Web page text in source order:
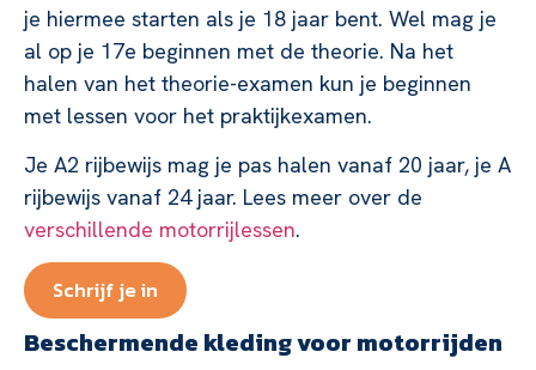
je hiermee starten als je 18 jaar bent. Wel mag je
al op je 17e beginnen met de theorie. Na het
halen van het theorie-examen kun je beginnen
met lessen voor het praktijkexamen.
Je A2 rijbewijs mag je pas halen vanaf 20 jaar, je A
rijbewijs vanaf 24 jaar. Lees meer over de
verschillende motorrijlessen.
Schrijf je in
Beschermende kleding voor motorrijden